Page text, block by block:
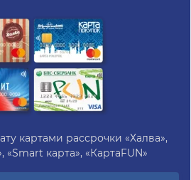
картами рассрочки «Халва»,
«Smart карта», «КартаFUN»